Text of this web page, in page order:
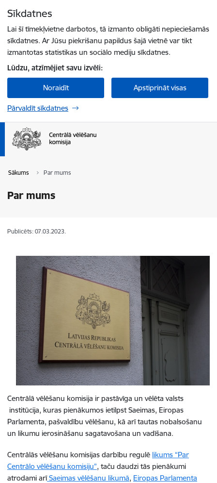
Sīkdatnes
Lai šī tīmekļvietne darbotos, tā izmanto obligāti nepieciešamās
sīkdatnes. Ar Jūsu piekrišanu papildus šajā vietnē var tikt
izmantotas statistikas un sociālo mediju sīkdatnes.
Lūdzu, atzīmējiet savu izvēli:
Noraidīt Apstiprināt visas
Pārvaldīt sīkdatnes
Sākums Par mums
Par mums
Publicēts: 07.03.2023.
Centrālā vēlēšanu komisija ir pastāvīga un vēlēta valsts
institūcija, kuras pienākumos ietilpst Saeimas, Eiropas
Parlamenta, pašvaldību vēlēšanu, kā arī tautas nobalsošanu
un likumu ierosināšanu sagatavošana un vadīšana.
Centrālās vēlēšanu komisijas darbību regulē likums “Par
Centrālo vēlēšanu komisiju”, taču daudzi tās pienākumi
atrodami arīSaeimas vēlēšanu likumā, Eiropas Parlamenta